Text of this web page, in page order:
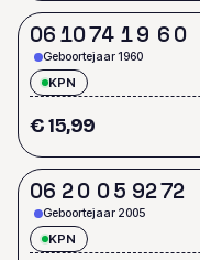
06 1074 19 6 0
Geboortejaar 1960
KPN
€ 15,99
06 20 05 9272
Geboortejaar 2005
KPN